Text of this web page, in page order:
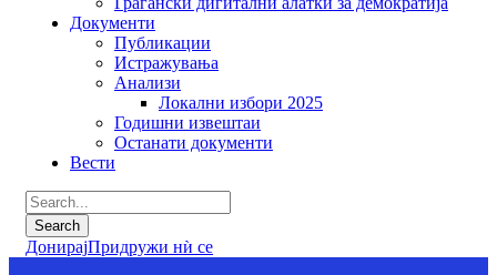
Документи
Публикации
Истражувања
Анализи
Локални избори 2025
Годишни извештаи
Останати документи
Вести
ДонирајПридружи нѝ се